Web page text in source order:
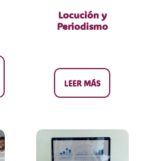
Locución y
Periodismo
LEER MÁS